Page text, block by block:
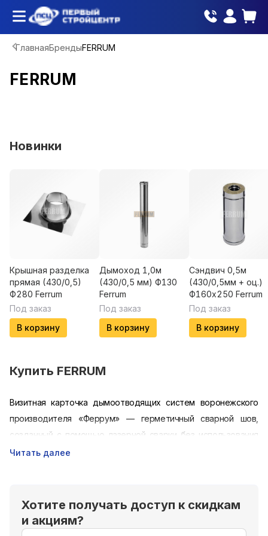
ГлавнаяБрендыFERRUM
FERRUM
Новинки
Крышная разделка
прямая (430/0,5)
Ф280 Ferrum
Под заказ
В корзину
Дымоход 1,0м
(430/0,5 мм) Ф130
Ferrum
Под заказ
В корзину
Сэндвич 0,5м
(430/0,5мм + оц.)
Ф160х250 Ferrum
Под заказ
В корзину
Купить FERRUM
Визитная карточка дымоотводящих систем воронежского
производителя «Феррум» — герметичный сварной шов,
созданный с помощью лазерной сварки без использования
легирующих материалов. Высокое качество
конструкций для создания естественной тяги. Сэндвич-
системы широко применяются в котлах и газовых колонках,
при возведении банных, домовых печей и каминов.
Читать далее
Хотите получать доступ к скидкам
и акциям?